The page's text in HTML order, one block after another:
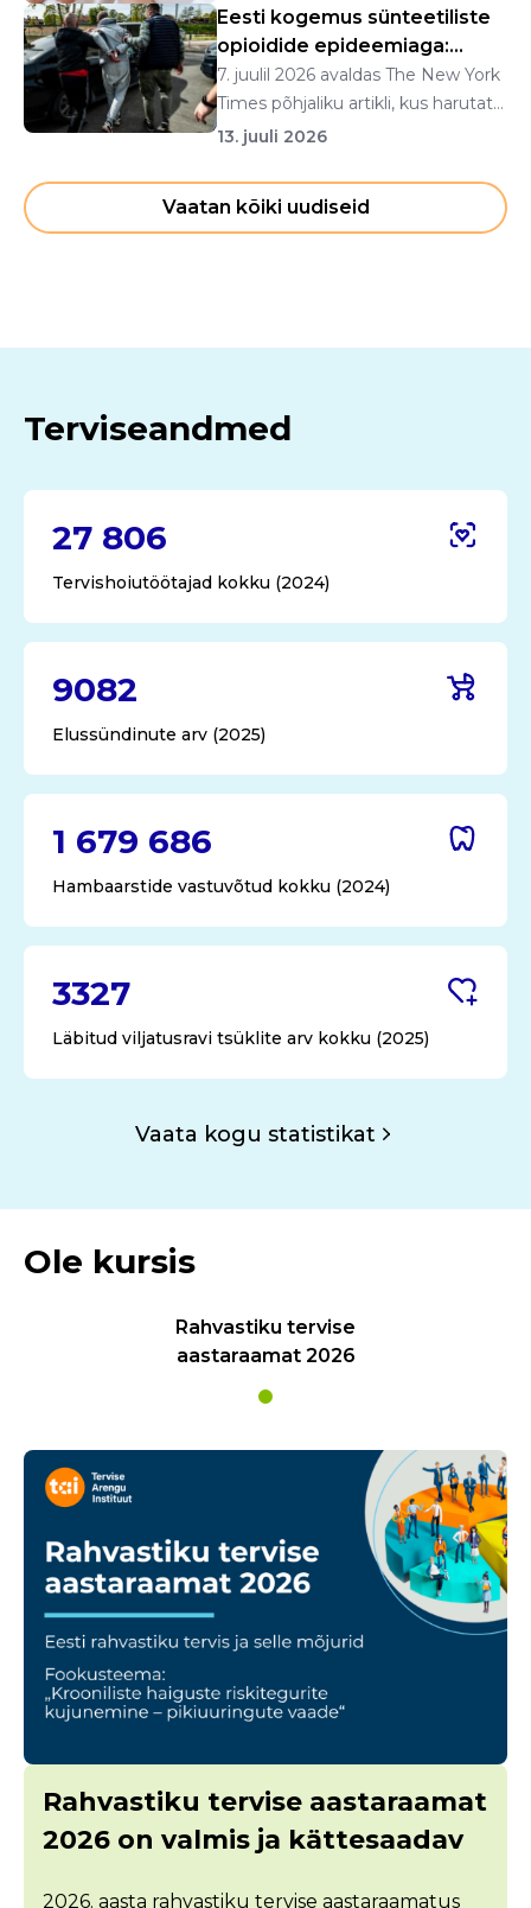
Eesti kogemus sünteetiliste
opioidide epideemiaga:
fentanüülist n...
7. juulil 2026 avaldas The New York
Times põhjaliku artikli, kus harutati
lahti ...
13. juuli 2026
Vaatan kõiki uudiseid
Terviseandmed
27 806
Tervishoiutöötajad kokku (2024)
9082
Elussündinute arv (2025)
1 679 686
Hambaarstide vastuvõtud kokku (2024)
3327
Läbitud viljatusravi tsüklite arv kokku (2025)
Vaata kogu statistikat
Ole kursis
Rahvastiku tervise aastaraamat
2026 on valmis ja kättesaadav
2026. aasta rahvastiku tervise aastaraamatus